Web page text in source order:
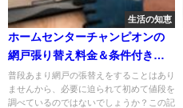
生活の知恵
ホームセンターチャンピオンの
網戸張り替え料金＆条件付きの
格安業者を紹介
普段あまり網戸の張替えをすることはあり
ませんから、必要に迫られて初めて値段を
調べているのではないでしょうか？この記